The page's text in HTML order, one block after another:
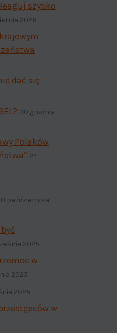
szybko
2026
dać się
30 grudnia
Polaków
24
10 października
2025
w
2025
2025
w